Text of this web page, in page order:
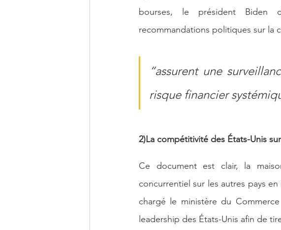
bourses, le président Biden
recommandations politiques sur la
“assurent une
risque financier
2)La compétitivité des États-Unis
Ce document est clair, la
concurrentiel sur les autres pays
chargé le ministère du
leadership des États-Unis afin de